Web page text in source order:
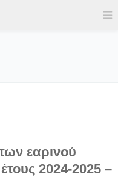
εαρινού
2024-2025 –